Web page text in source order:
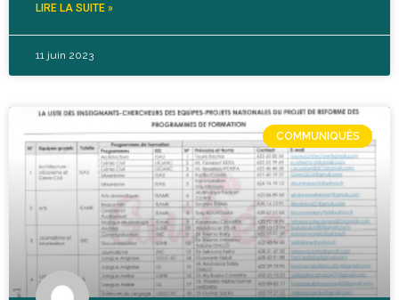
LIRE LA SUITE »
11 juin 2023
COMMUNIQUÉS